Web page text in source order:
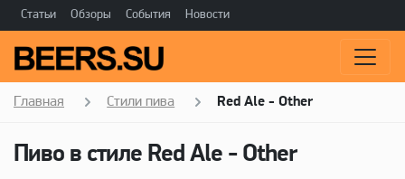
Статьи Обзоры События Новости
Главная Стили пива Red Ale - Other
Пиво в стиле Red Ale - Other